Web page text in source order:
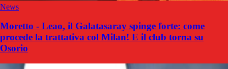
News
Moretto - Leao, il Galatasaray spinge forte: come
procede la trattativa col Milan! E il club torna su
Osorio